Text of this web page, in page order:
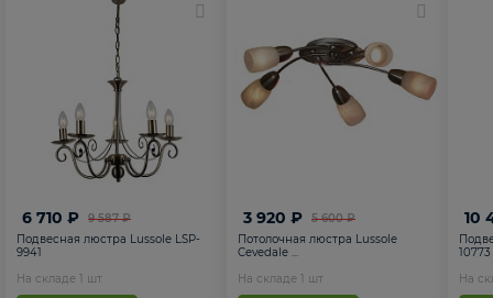
9 587 ₽
6 710 ₽
Подвесная люстра Lussole LSP-
9941
На складе 1 шт
5 600 ₽
3 920 ₽
Потолочная люстра Lussole
Cevedale ...
На складе 1 шт
10
10773
На